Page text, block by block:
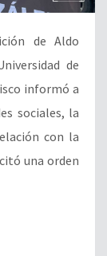
de Aldo
de
informó a
sociales, la
con la
una orden